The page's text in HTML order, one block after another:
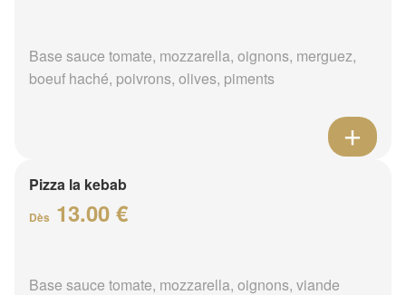
Base sauce tomate, mozzarella, oignons, merguez,
boeuf haché, poivrons, olives, piments
Pizza la kebab
Dès 13.00 €
Base sauce tomate, mozzarella, oignons, viande